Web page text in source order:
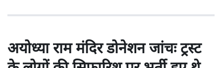
अयोध्या राम मंदिर डोनेशन जांचः ट्रस्ट